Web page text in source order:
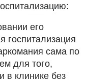
его
госпитализация
сама по
для того,
в клинике без